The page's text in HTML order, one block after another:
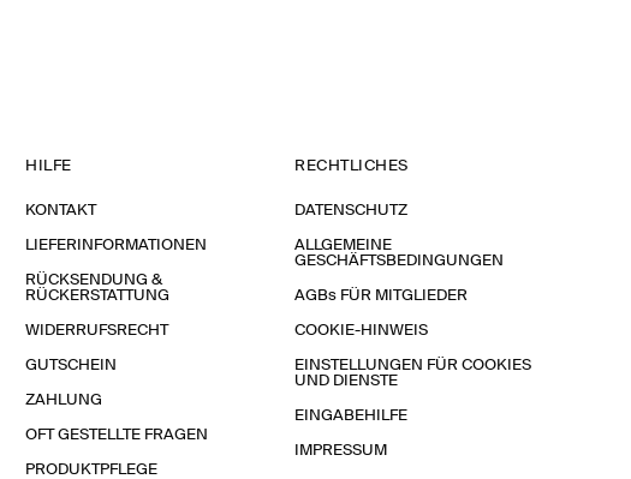
HILFE
KONTAKT
LIEFERINFORMATIONEN
RÜCKSENDUNG &
RÜCKERSTATTUNG
WIDERRUFSRECHT
GUTSCHEIN
ZAHLUNG
OFT GESTELLTE FRAGEN
PRODUKTPFLEGE
RECHTLICHES
DATENSCHUTZ
ALLGEMEINE
GESCHÄFTSBEDINGUNGEN
AGBs FÜR MITGLIEDER
COOKIE-HINWEIS
EINSTELLUNGEN FÜR COOKIES
UND DIENSTE
EINGABEHILFE
IMPRESSUM